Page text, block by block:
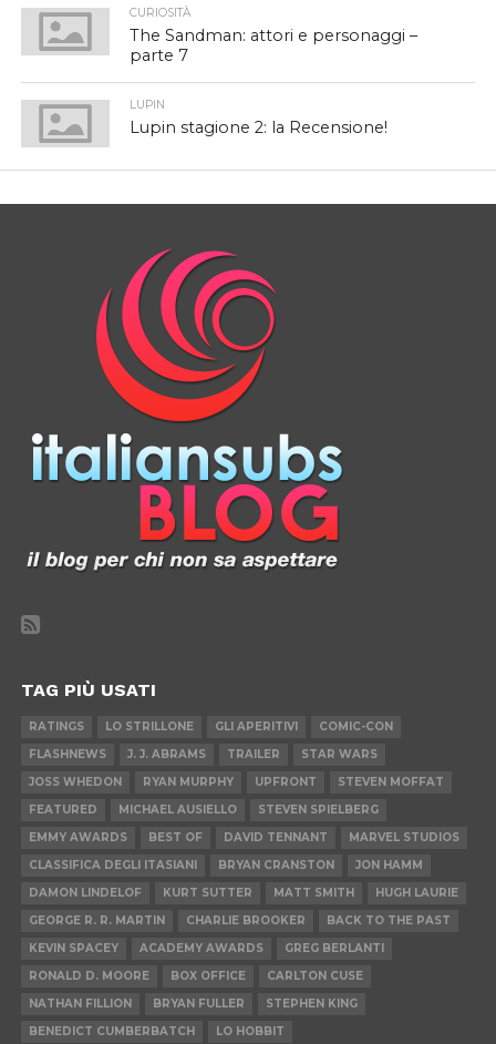
CURIOSITÀ
The Sandman: attori e personaggi –
parte 7
LUPIN
Lupin stagione 2: la Recensione!
TAG PIÙ USATI
RATINGS LO STRILLONE GLI APERITIVI
COMIC-CON
FLASHNEWS
J. J. ABRAMS TRAILER
STAR WARS
JOSS WHEDON
RYAN MURPHY UPFRONT
STEVEN MOFFAT
FEATURED
MICHAEL AUSIELLO
STEVEN SPIELBERG
EMMY AWARDS
BEST OF DAVID TENNANT
MARVEL STUDIOS
CLASSIFICA DEGLI ITASIANI
BRYAN CRANSTON
JON HAMM
DAMON LINDELOF
KURT SUTTER MATT SMITH
HUGH LAURIE
GEORGE R. R. MARTIN
CHARLIE BROOKER
BACK TO THE PAST
KEVIN SPACEY
ACADEMY AWARDS
GREG BERLANTI
RONALD D. MOORE
BOX OFFICE
CARLTON CUSE
NATHAN FILLION
BRYAN FULLER
STEPHEN KING
BENEDICT CUMBERBATCH
LO HOBBIT